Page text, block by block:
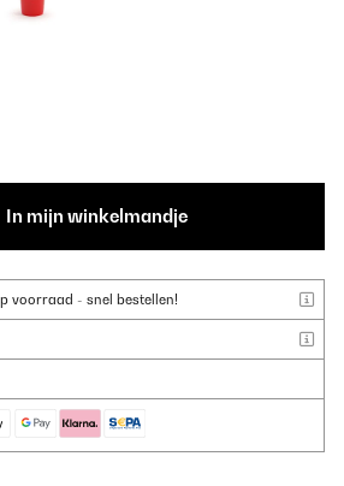
In mijn winkelmandje
voorraad - snel bestellen!